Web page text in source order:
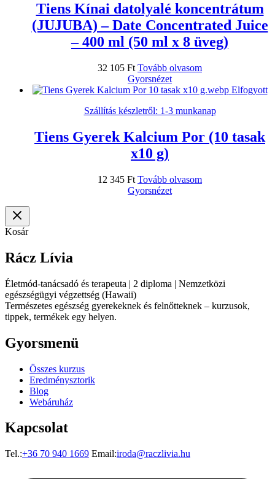
Tiens Kínai datolyalé koncentrátum
(JUJUBA) – Date Concentrated Juice
– 400 ml (50 ml x 8 üveg)
32 105 Ft Tovább olvasom
Gyorsnézet
Elfogyott
Szállítás készletről: 1-3 munkanap
Tiens Gyerek Kalcium Por (10 tasak
x10 g)
12 345 Ft Tovább olvasom
Gyorsnézet
Kosár
Rácz Lívia
Életmód-tanácsadó és terapeuta | 2 diploma | Nemzetközi
egészségügyi végzettség (Hawaii)
Természetes egészség gyerekeknek és felnőtteknek – kurzusok,
tippek, termékek egy helyen.
Gyorsmenü
Összes kurzus
Eredménysztorik
Blog
Webáruház
Kapcsolat
Tel.:+36 70 940 1669 Email:iroda@raczlivia.hu